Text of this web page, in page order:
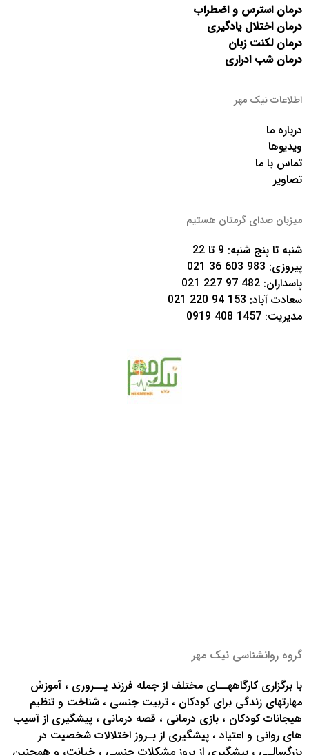
درمان استرس و اضطراب
درمان اختلال یادگیری
درمان لکنت زبان
درمان شب ادراری
اطلاعات نیک مهر
درباره ما
ویدیوها
تماس با ما
تصاویر
میزبان صدای گرمتان هستیم
شنبه تا پنج شنبه: 9 تا 22
پیروزی: 983 603 36 021
پاسداران: 482 97 227 021
سعادت آباد: 153 94 220 021
مدیریت: 1457 408 0919
گروه روانشناسی نیک مهر
با برگزاری کارگاههــای مختلف از جمله فرزند پــروری ، آموزش
مهارتهای زندگی برای کودکان ، تربیت جنسی ، شناخت و تنظیم
هیجانات کودکان ، بازی درمانی ، قصه درمانی ، پیشگیری از آسیب
های روانی و اعتیاد ، پیشگیری از بـروز اختلالات شخصیت در